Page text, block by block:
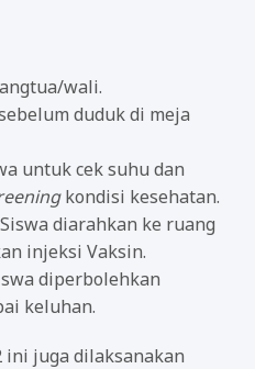
wali.
duduk di meja
untuk cek suhu dan
kondisi kesehatan.
Siswa diarahkan ke ruang
injeksi Vaksin.
diperbolehkan
keluhan.
ini juga dilaksanakan